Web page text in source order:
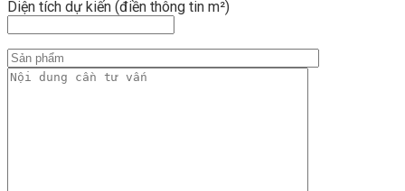
Diện tích dự kiến (điền thông tin m²)